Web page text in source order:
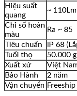
Hiệu suất
quang
~
Chỉ số hoàn
màu
Ra ~ 85
Tiêu chuẩn
IP 68
Tuổi thọ
50.000
Xuất xứ
Việt
Bảo Hành
2 năm
Vận chuyển